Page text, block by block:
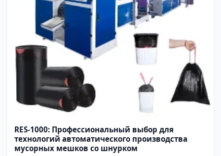
RES-1000: Профессиональный выбор для
технологий автоматического производства
мусорных мешков со шнурком